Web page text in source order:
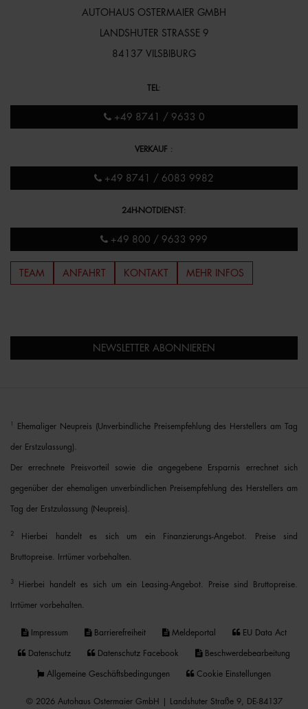
AUTOHAUS OSTERMAIER GMBH
LANDSHUTER STRASSE 9
84137 VILSBIBURG
TEL :
+49 8741 / 9633 0
VERKAUF :
+49 8741 / 6083 9982
24H-NOTDIENST:
+49 800 / 9633 999
TEAM ANFAHRT KONTAKT MEHR INFOS
NEWSLETTER ABONNIEREN
Ehemaliger Neupreis (Unverbindliche Preisempfehlung des Herstellers am Tag
der Erstzulassung).
Der errechnete Preisvorteil sowie die angegebene Ersparnis errechnet sich
gegenüber der ehemaligen unverbindlichen Preisempfehlung des Herstellers am
Tag der Erstzulassung (Neupreis).
2 Hierbei handelt es sich um ein Finanzierungs-Angebot. Preise sind
Bruttopreise. Irrtümer vorbehalten.
3 Hierbei handelt es sich um ein Leasing-Angebot. Preise sind Bruttopreise.
Irrtümer vorbehalten.
Impressum Barrierefreiheit Meldeportal EU Data Act
Datenschutz Datenschutz Facebook Beschwerdebearbeitung
Allgemeine Geschäftsbedingungen Cookie Einstellungen
© 2026 Autohaus Ostermaier GmbH | Landshuter Straße 9, DE-84137